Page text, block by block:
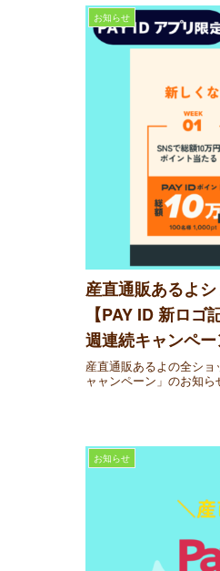
お知らせ
産直通販あるよ
【PAY ID 新ロ
週連続キャンペ
産直通販あるよの全シ
ャャンペーン」のお知ら
お知らせ